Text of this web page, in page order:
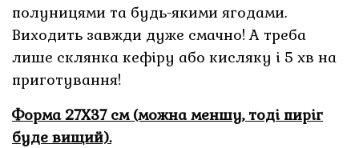
полуницями та будь-якими ягодами.
Виходить завжди дуже смачно! А треба
лише склянка кефіру або кисляку і 5 хв на
приготування!
Форма 27Х37 см (можна меншу, тоді пиріг
буде вищий).